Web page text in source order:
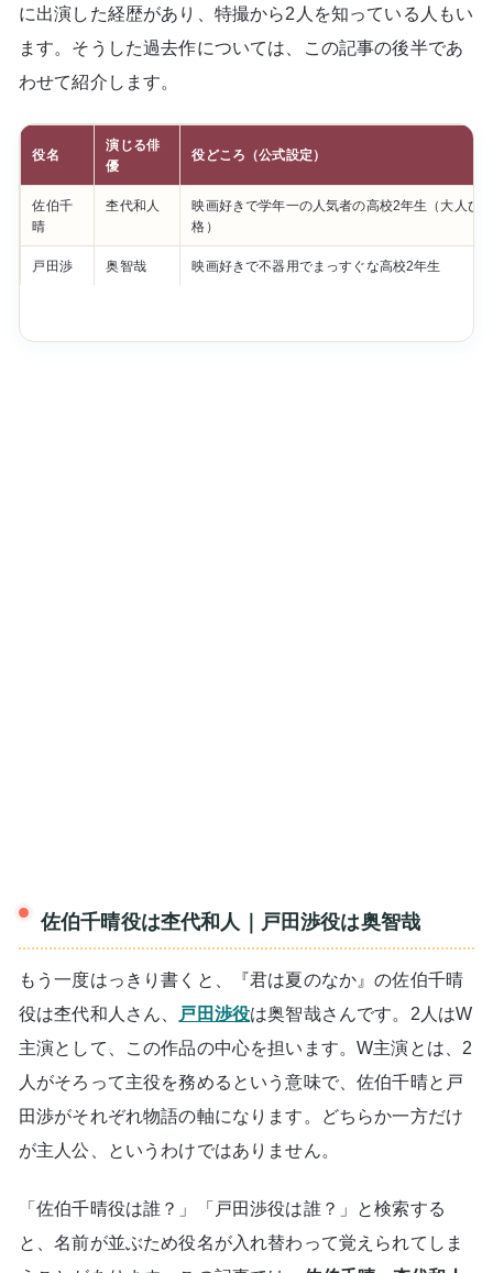
に出演した経歴があり、特撮から2人を知っている人もい
ます。そうした過去作については、この記事の後半であ
わせて紹介します。
役名
演じる俳
優
役どころ（公式設定）
佐伯千
晴
杢代和人
映画好きで学年一の人気者の高校2年生（大人び
格）
戸田渉 奥智哉 映画好きで不器用でまっすぐな高校2年生
佐伯千晴役は杢代和人｜戸田渉役は奥智哉
もう一度はっきり書くと、『君は夏のなか』の佐伯千晴
役は杢代和人さん、
戸田渉役は奥智哉さんです。2人はW
主演として、この作品の中心を担います。W主演とは、2
人がそろって主役を務めるという意味で、佐伯千晴と戸
田渉がそれぞれ物語の軸になります。どちらか一方だけ
が主人公、というわけではありません。
「佐伯千晴役は誰？」「戸田渉役は誰？」と検索する
と、名前が並ぶため役名が入れ替わって覚えられてしま